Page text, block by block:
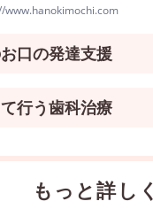
口の発達支援
行う歯科治療
もっと詳しく